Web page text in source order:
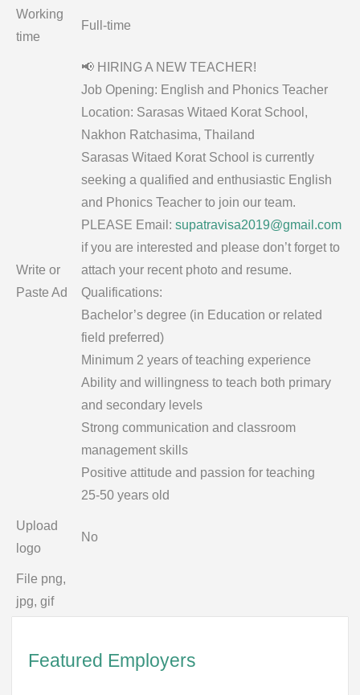
Working
time
Full-time
Write or
Paste Ad
📢 HIRING A NEW TEACHER!
Job Opening: English and Phonics Teacher
Location: Sarasas Witaed Korat School,
Nakhon Ratchasima, Thailand
Sarasas Witaed Korat School is currently
seeking a qualified and enthusiastic English
and Phonics Teacher to join our team.
PLEASE Email: supatravisa2019@gmail.com
if you are interested and please don’t forget to
attach your recent photo and resume.
Qualifications:
Bachelor’s degree (in Education or related
field preferred)
Minimum 2 years of teaching experience
Ability and willingness to teach both primary
and secondary levels
Strong communication and classroom
management skills
Positive attitude and passion for teaching
25-50 years old
Upload
logo
No
File png,
jpg, gif
Featured Employers